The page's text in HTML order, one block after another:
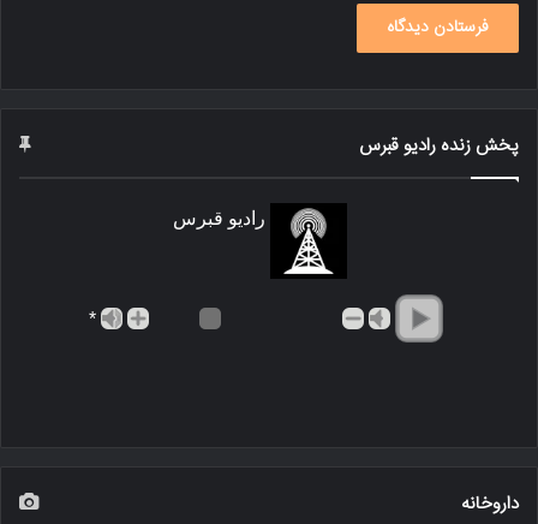
پخش زنده رادیو قبرس
رادیو قبرس
*
داروخانه